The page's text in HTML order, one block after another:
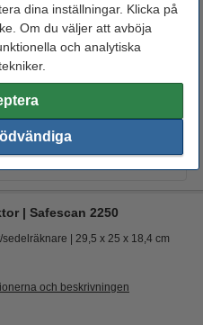
dina inställningar. Klicka på
Om du väljer att avböja
och analytiska
och beskrivningen
Beställ
| Safescan 2250
sedelräknare
29,5 x 25 x 18,4 cm
och beskrivningen